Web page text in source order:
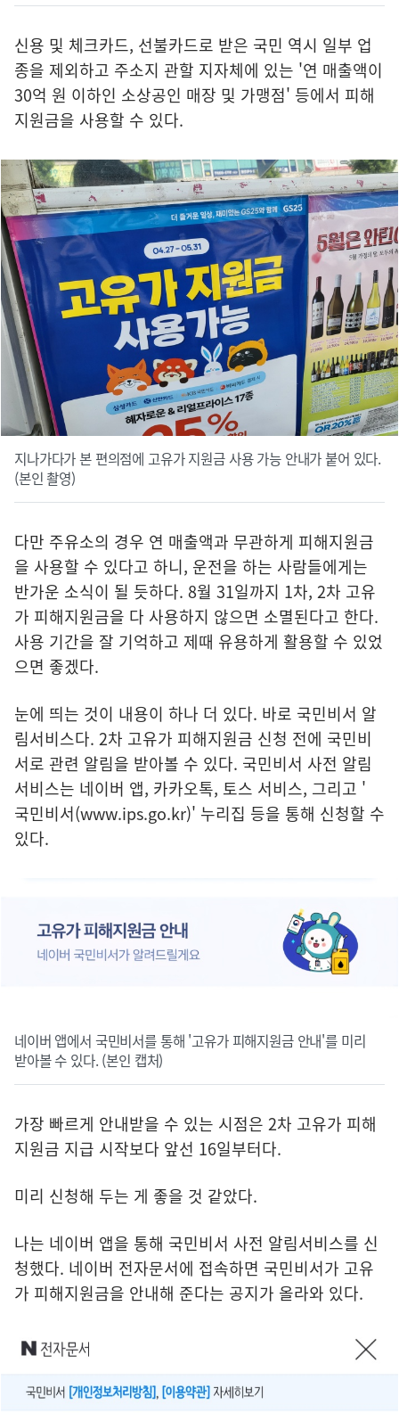
신용 및 체크카드, 선불카드로 받은 국민 역시 일부 업
종을 제외하고 주소지 관할 지자체에 있는 '연 매출액이
30억 원 이하인 소상공인 매장 및 가맹점' 등에서 피해
지원금을 사용할 수 있다.
지나가다가 본 편의점에 고유가 지원금 사용 가능 안내가 붙어 있다.
(본인 촬영)
다만 주유소의 경우 연 매출액과 무관하게 피해지원금
을 사용할 수 있다고 하니, 운전을 하는 사람들에게는
반가운 소식이 될 듯하다. 8월 31일까지 1차, 2차 고유
가 피해지원금을 다 사용하지 않으면 소멸된다고 한다.
사용 기간을 잘 기억하고 제때 유용하게 활용할 수 있었
으면 좋겠다.
눈에 띄는 것이 내용이 하나 더 있다. 바로 국민비서 알
림서비스다. 2차 고유가 피해지원금 신청 전에 국민비
서로 관련 알림을 받아볼 수 있다. 국민비서 사전 알림
서비스는 네이버 앱, 카카오톡, 토스 서비스, 그리고 '
국민비서(www.ips.go.kr)' 누리집 등을 통해 신청할 수
있다.
네이버 앱에서 국민비서를 통해 '고유가 피해지원금 안내'를 미리
받아볼 수 있다. (본인 캡처)
가장 빠르게 안내받을 수 있는 시점은 2차 고유가 피해
지원금 지급 시작보다 앞선 16일부터다.
미리 신청해 두는 게 좋을 것 같았다.
나는 네이버 앱을 통해 국민비서 사전 알림서비스를 신
청했다. 네이버 전자문서에 접속하면 국민비서가 고유
가 피해지원금을 안내해 준다는 공지가 올라와 있다.